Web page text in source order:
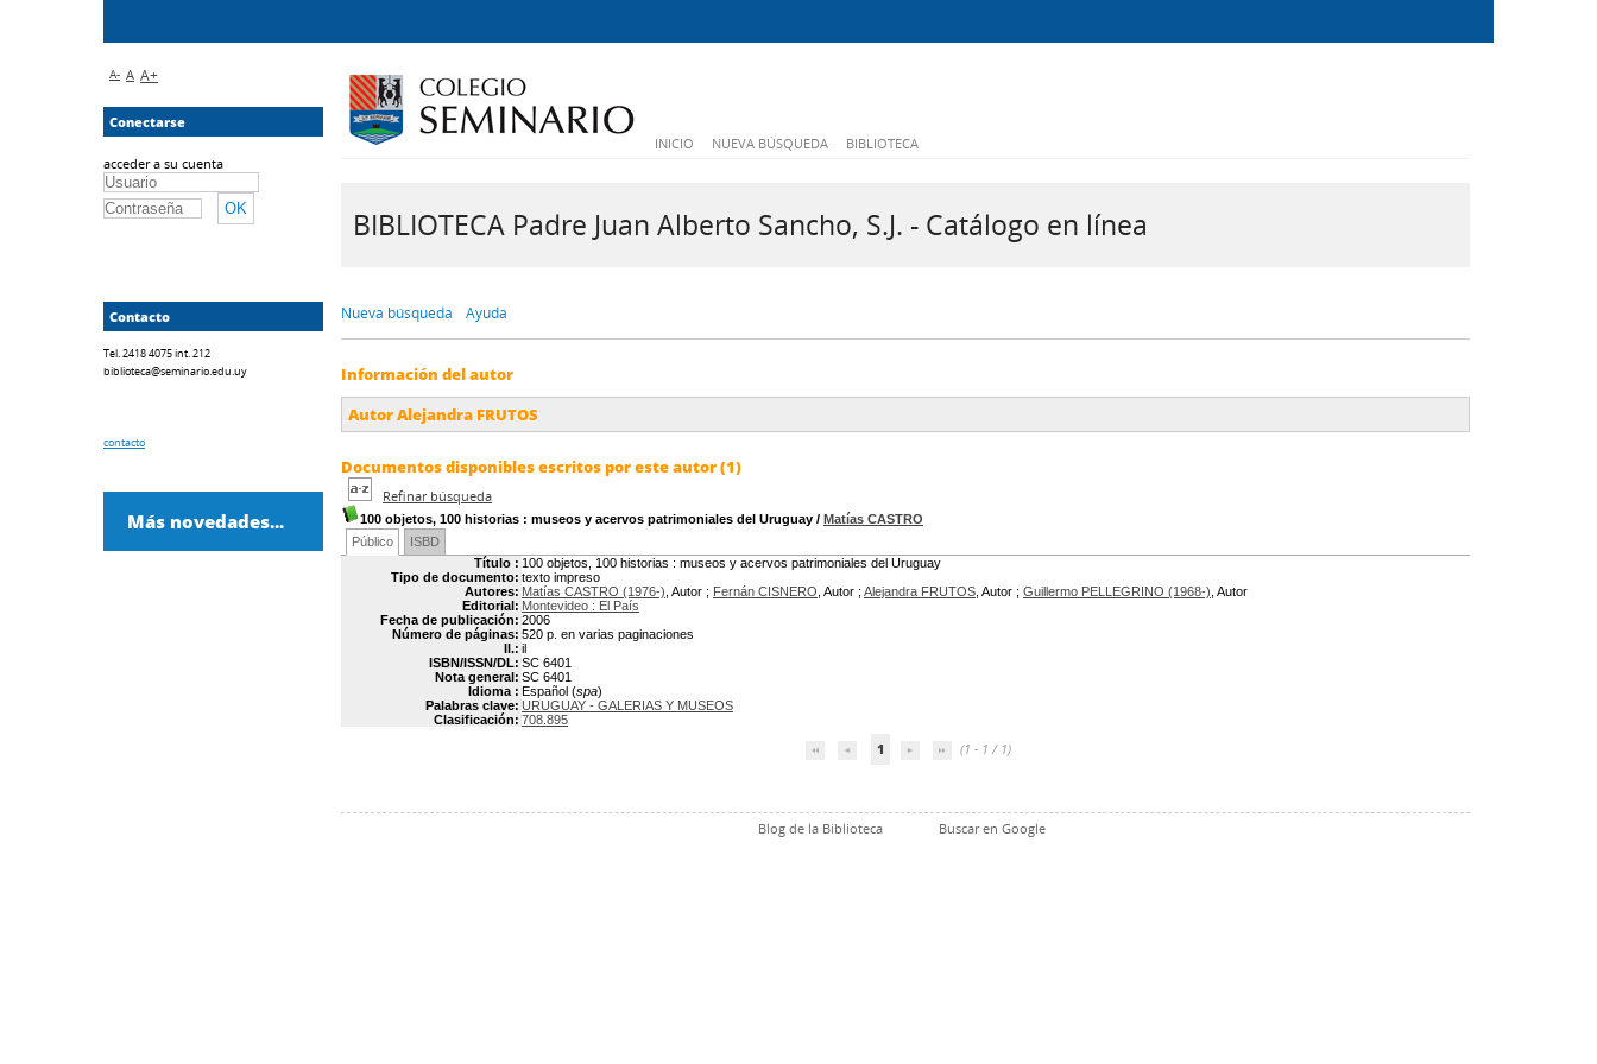
INICIO NUEVA BÚSQUEDA BIBLIOTECA
BIBLIOTECA Padre Juan Alberto Sancho, S.J. - Catálogo en línea
Nueva búsqueda Ayuda
Información del autor
Autor Alejandra FRUTOS
Documentos disponibles escritos por este autor (1)
Refinar búsqueda
100 objetos, 100 historias : museos y acervos patrimoniales del Uruguay / Matías CASTRO
Público
ISBD
Título : 100 objetos, 100 historias : museos y acervos patrimoniales del Uruguay
Tipo de documento: texto impreso
Autores: Matías CASTRO (1976-) , Autor ; Fernán CISNERO , Autor ; Alejandra FRUTOS , Autor ; Guillermo PELLEGRINO (1968-) , Autor
Editorial: Montevideo : El País
Fecha de publicación: 2006
Número de páginas: 520 p. en varias paginaciones
Il.: il
ISBN/ISSN/DL: SC 6401
Nota general: SC 6401
Idioma : Español (spa)
Palabras clave: URUGUAY - GALERIAS Y MUSEOS
Clasificación: 708.895
1 (1 - 1 / 1)
Blog de la Biblioteca Buscar en Google
A- A A+
Conectarse
acceder a su cuenta
Contacto
Tel. 2418 4075 int. 212
biblioteca@seminario.edu.uy
contacto
Más novedades...